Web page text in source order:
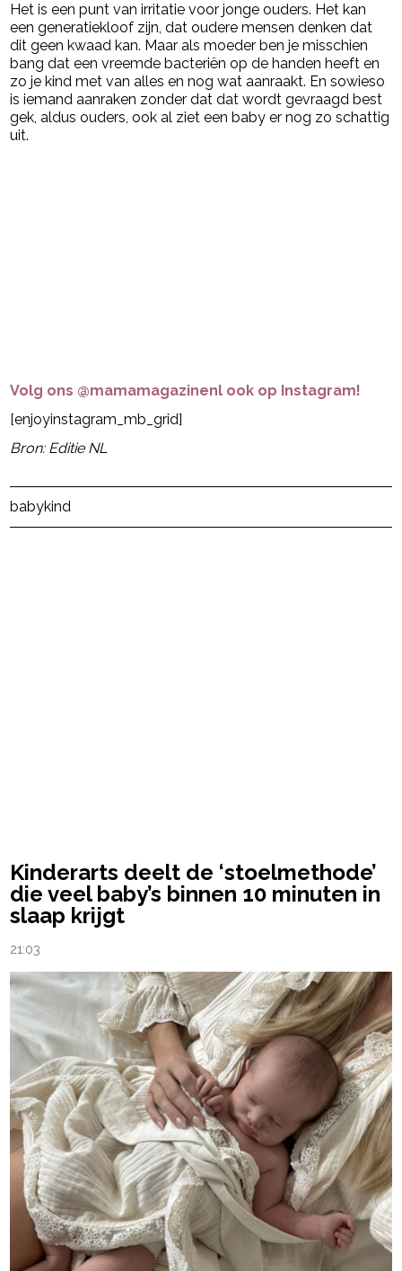
Het is een punt van irritatie voor jonge ouders. Het kan
een generatiekloof zijn, dat oudere mensen denken dat
dit geen kwaad kan. Maar als moeder ben je misschien
bang dat een vreemde bacteriën op de handen heeft en
zo je kind met van alles en nog wat aanraakt. En sowieso
is iemand aanraken zonder dat dat wordt gevraagd best
gek, aldus ouders, ook al ziet een baby er nog zo schattig
uit.
Volg ons @mamamagazinenl ook op Instagram!
[enjoyinstagram_mb_grid]
Bron: Editie NL
babykind
Kinderarts deelt de ‘stoelmethode’
die veel baby’s binnen 10 minuten in
slaap krijgt
21:03